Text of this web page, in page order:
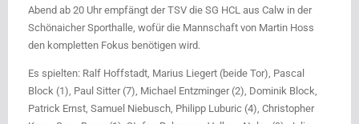
Abend ab 20 Uhr empfängt der TSV die SG HCL aus Calw in der
Schönaicher Sporthalle, wofür die Mannschaft von Martin Hoss
den kompletten Fokus benötigen wird.
Es spielten: Ralf Hoffstadt, Marius Liegert (beide Tor), Pascal
Block (1), Paul Sitter (7), Michael Entzminger (2), Dominik Block,
Patrick Ernst, Samuel Niebusch, Philipp Luburic (4), Christopher